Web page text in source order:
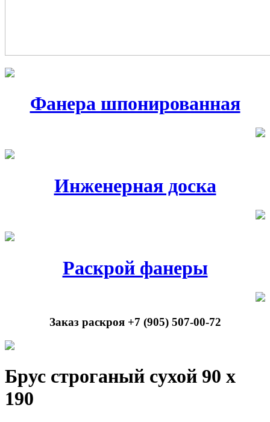
Фанера шпонированная
Инженерная доска
Раскрой фанеры
Заказ раскроя +7 (905) 507-00-72
Брус строганый сухой 90 х
190